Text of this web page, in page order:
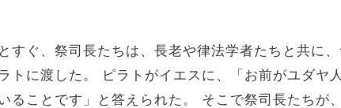
すぐ、祭司長たちは、長老や律法学者たちと共に
トに渡した。
ピラトがイエスに、「お前がユダヤ
ることです」と答えられた。
そこで祭司長たちが